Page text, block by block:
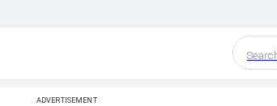
ADVERTISEMENT